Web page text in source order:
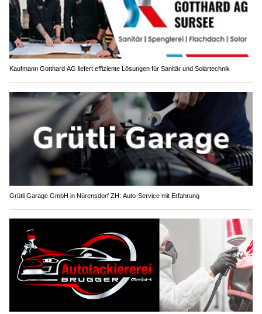
Kaufmann Gotthard AG liefert effiziente Lösungen für Sanitär und Solartechnik
Grütli Garage GmbH in Nürensdorf ZH: Auto-Service mit Erfahrung